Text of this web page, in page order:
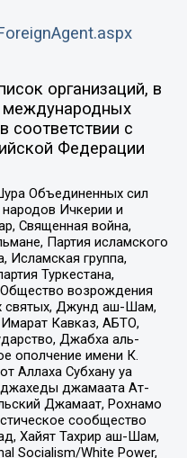
организаций, в
международных
соответствии с
Федерации
Объединенных сил
Ичкерии и
Священная война,
Партия исламского
группа,
Туркестана,
возрождения
святых, Джунд аш-Шам,
Кавказ, АБТО,
Джабха аль-
ополчение имени К.
Аллаха Субхану уа
джамаата Ат-
Джамаат, Рохнамо
сообщество
Хайят Тахрир аш-Шам,
Socialism/White Power,